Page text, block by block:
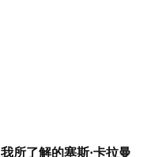
我所了解的塞斯·卡拉曼